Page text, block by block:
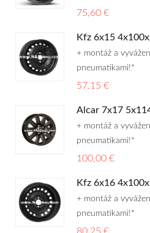
75,60 €
Kfz 6x15
+ montáž a
pneumatikami!*
57,15 €
Alcar 7x17
+ montáž a
pneumatikami!*
100,00 €
Kfz 6x16
+ montáž a
pneumatikami!*